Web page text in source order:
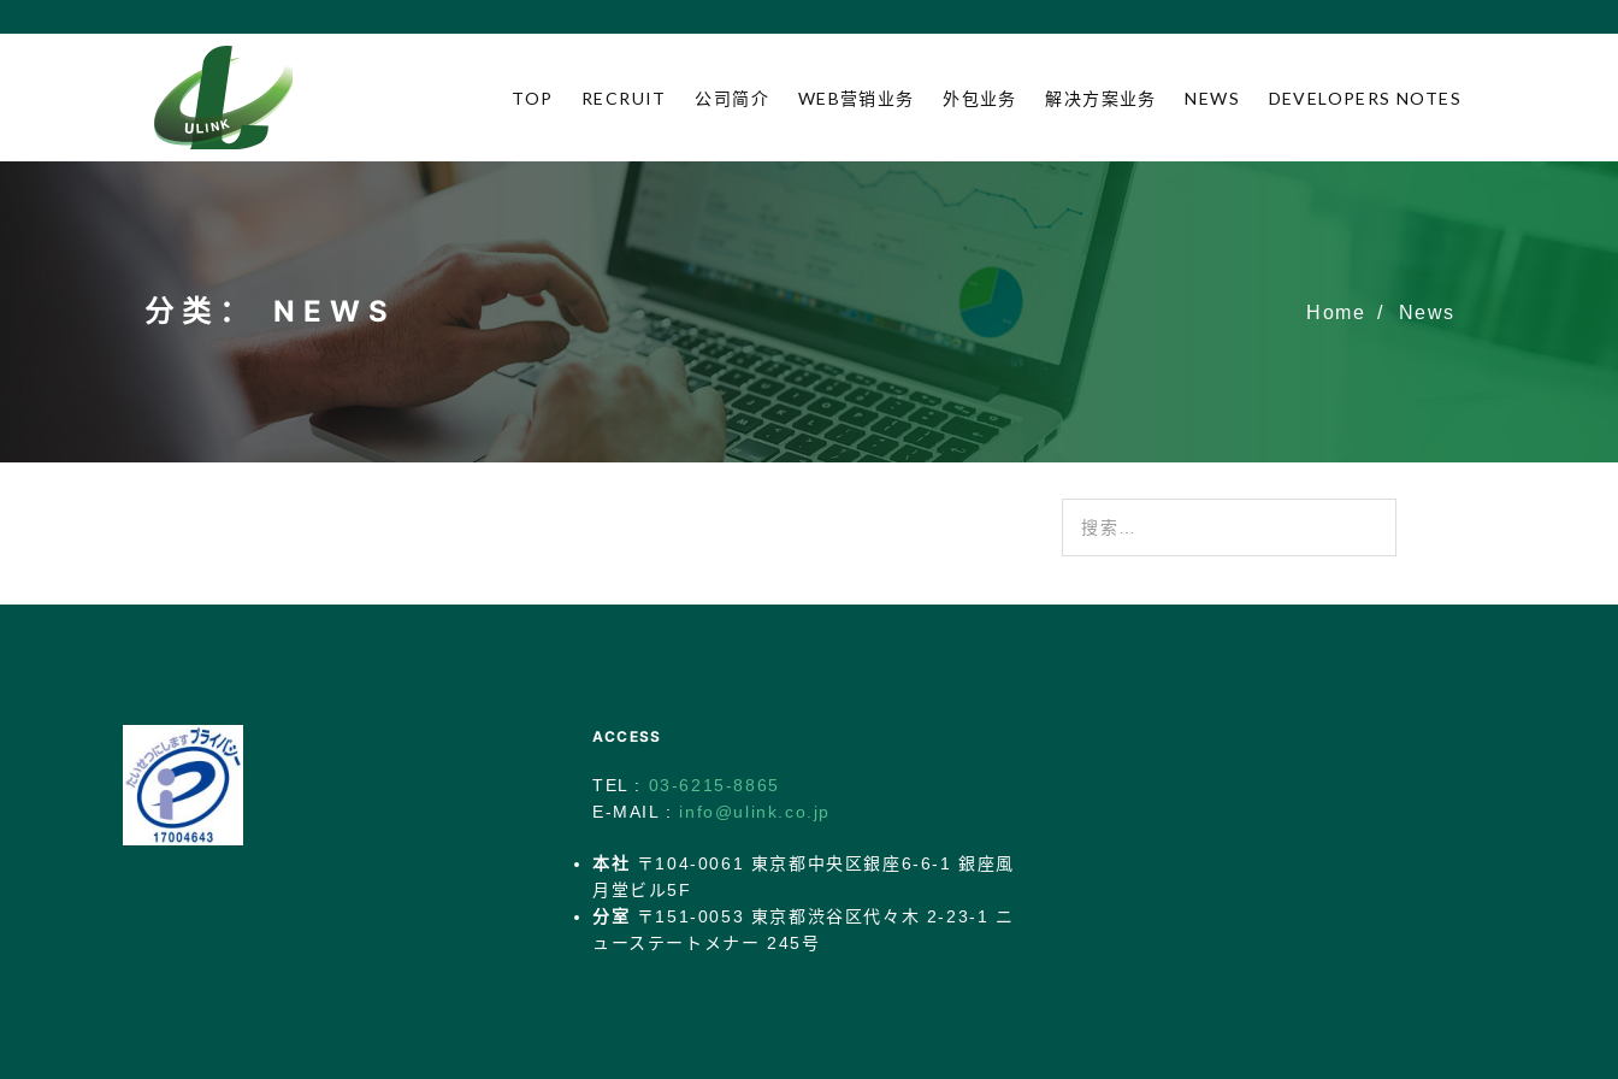
TOP RECRUIT 公司简介 WEB营销业务 外包业务 解决方案业务 NEWS DEVELOPERS NOTES
分类： NEWS Home News
ACCESS
TEL : 03-6215-8865
E-MAIL : info@ulink.co.jp
本社 〒104-0061 東京都中央区銀座6-6-1 銀座風
月堂ビル5F
分室 〒151-0053 東京都渋谷区代々木 2-23-1 ニ
ューステートメナー 245号